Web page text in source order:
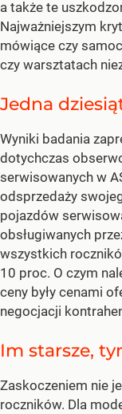
a także te
Najważniejszym
mówiące czy
czy warsztatach
Jedna
Wyniki badania
dotychczas
serwisowanych w
odsprzedaży
pojazdów
obsługiwanych
wszystkich
10 proc. O czym
ceny były cenami
negocjacji
Im starsze,
Zaskoczeniem nie
roczników. Dla